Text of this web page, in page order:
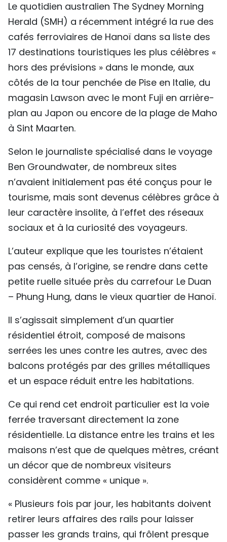
TIẾNG VIỆT
ENGLISH
РУССКИЙ
ESPAÑOL
Le quotidien australien The Sydney Morning
Herald (SMH) a récemment intégré la rue des
cafés ferroviaires de Hanoï dans sa liste des
17 destinations touristiques les plus célèbres «
hors des prévisions » dans le monde, aux
côtés de la tour penchée de Pise en Italie, du
magasin Lawson avec le mont Fuji en arrière-
plan au Japon ou encore de la plage de Maho
à Sint Maarten.
Selon le journaliste spécialisé dans le voyage
Ben Groundwater, de nombreux sites
n’avaient initialement pas été conçus pour le
tourisme, mais sont devenus célèbres grâce à
leur caractère insolite, à l’effet des réseaux
sociaux et à la curiosité des voyageurs.
L’auteur explique que les touristes n’étaient
pas censés, à l’origine, se rendre dans cette
petite ruelle située près du carrefour Le Duan
– Phung Hung, dans le vieux quartier de Hanoï.
Il s’agissait simplement d’un quartier
résidentiel étroit, composé de maisons
serrées les unes contre les autres, avec des
balcons protégés par des grilles métalliques
et un espace réduit entre les habitations.
Ce qui rend cet endroit particulier est la voie
ferrée traversant directement la zone
résidentielle. La distance entre les trains et les
maisons n’est que de quelques mètres, créant
un décor que de nombreux visiteurs
considèrent comme « unique ».
« Plusieurs fois par jour, les habitants doivent
retirer leurs affaires des rails pour laisser
passer les grands trains, qui frôlent presque